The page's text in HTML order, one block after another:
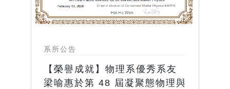
系所公告
【榮譽成就】物理系優秀系友
梁喻惠於第 48 屆凝聚態物理與